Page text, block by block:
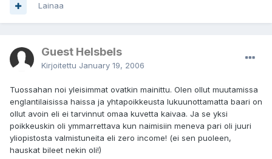
Lainaa
Guest Helsbels
Kirjoitettu January 19, 2006
Tuossahan noi yleisimmat ovatkin mainittu. Olen ollut muutamissa
englantilaisissa haissa ja yhtapoikkeusta lukuunottamatta baari on
ollut avoin eli ei tarvinnut omaa kuvetta kaivaa. Ja se yksi
poikkeuskin oli ymmarrettava kun naimisiin meneva pari oli juuri
yliopistosta valmistuneita eli zero income! (ei sen puoleen,
hauskat bileet nekin oli!)